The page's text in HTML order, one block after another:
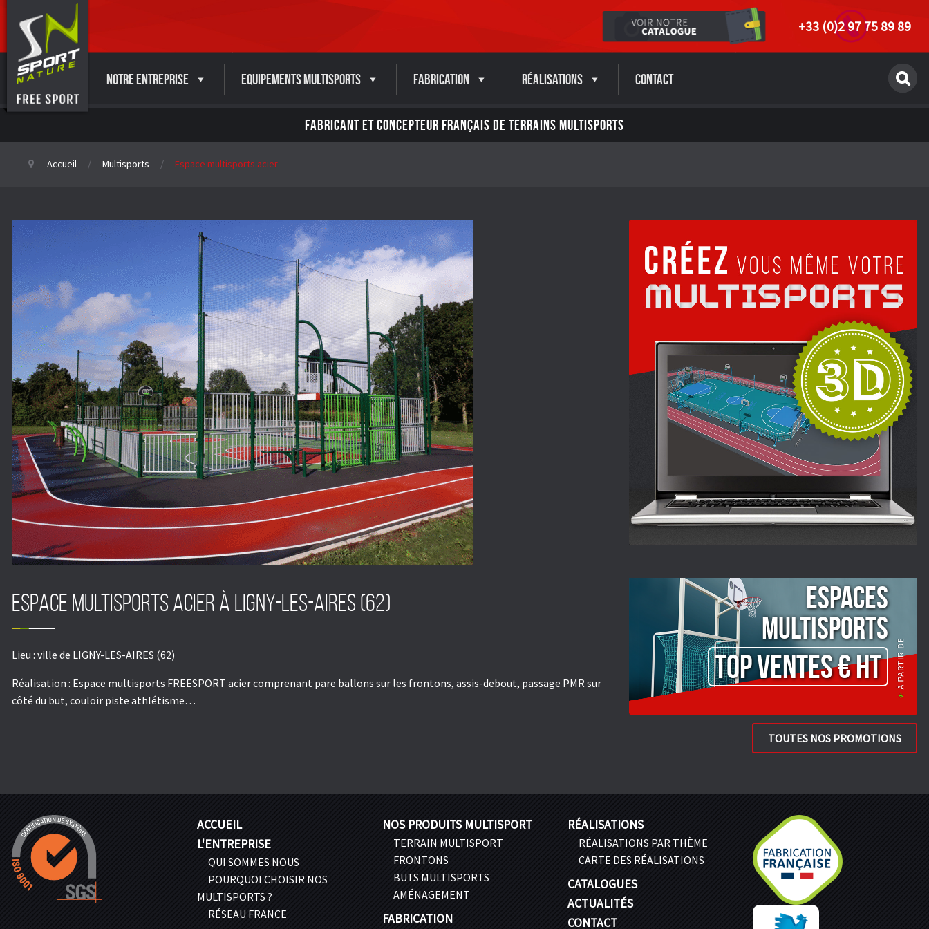
+33 (0)2 97 75 89 89
Notre entreprise Equipements Multisports Fabrication Réalisations Contact
FABRICANT ET CONCEPTEUR FRANÇAIS DE TERRAINS MULTISPORTS
Accueil Multisports Espace multisports acier
Espace multisports acier à LIGNY-LES-AIRES (62)
Lieu : ville de LIGNY-LES-AIRES (62)
Réalisation : Espace multisports FREESPORT acier comprenant pare ballons sur les frontons, assis-debout, passage PMR sur
côté du but, couloir piste athlétisme…
ESPACES
Multisports
TOP VENTES € HT
TOUTES NOS PROMOTIONS
ACCUEIL
L'ENTREPRISE
QUI SOMMES NOUS
POURQUOI CHOISIR NOS
MULTISPORTS ?
RÉSEAU FRANCE
NOS PRODUITS MULTISPORT
TERRAIN MULTISPORT
FRONTONS
BUTS MULTISPORTS
AMÉNAGEMENT
FABRICATION
RÉALISATIONS
RÉALISATIONS PAR THÈME
CARTE DES RÉALISATIONS
CATALOGUES
ACTUALITÉS
CONTACT